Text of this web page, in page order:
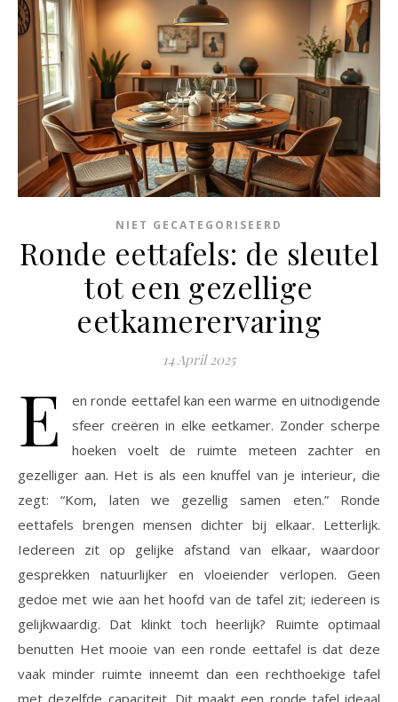
NIET GECATEGORISEERD
Ronde eettafels: de sleutel
tot een gezellige
eetkamerervaring
14 April 2025
E
en ronde eettafel kan een warme en uitnodigende
sfeer creëren in elke eetkamer. Zonder scherpe
hoeken voelt de ruimte meteen zachter en
gezelliger aan. Het is als een knuffel van je interieur, die
zegt: “Kom, laten we gezellig samen eten.” Ronde
eettafels brengen mensen dichter bij elkaar. Letterlijk.
Iedereen zit op gelijke afstand van elkaar, waardoor
gesprekken natuurlijker en vloeiender verlopen. Geen
gedoe met wie aan het hoofd van de tafel zit; iedereen is
gelijkwaardig. Dat klinkt toch heerlijk? Ruimte optimaal
benutten Het mooie van een ronde eettafel is dat deze
vaak minder ruimte inneemt dan een rechthoekige tafel